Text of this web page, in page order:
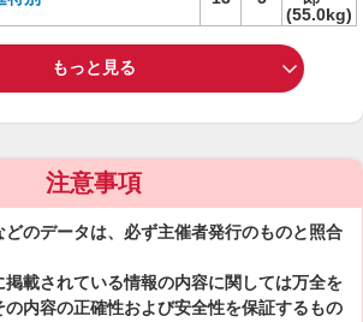
(55.0kg)
もっと見る
注意事項
のデータは、必ず主催者発行のものと照合
載されている情報の内容に関しては万全を
内容の正確性および安全性を保証するもの